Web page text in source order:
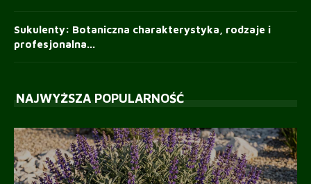
Sukulenty: Botaniczna charakterystyka, rodzaje i
profesjonalna...
NAJWYŻSZA POPULARNOŚĆ